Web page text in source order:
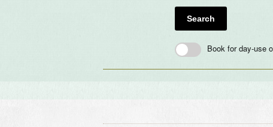
Search
Book for day-use